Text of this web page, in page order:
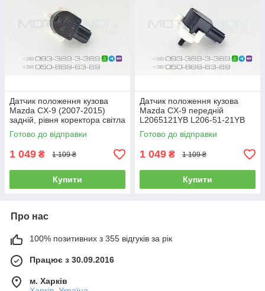
Датчик положення кузова
Mazda CX-9 (2007-2015)
задній, рівня коректора світла
фар TG155122Y TG15-51-
22Y
Готово до відправки
1 049 ₴ 1 109 ₴
Купити
Датчик положення кузова
Mazda CX-9 передній
L2065121YB L206-51-21YB
рівня коректора світла фар
Готово до відправки
1 049 ₴ 1 109 ₴
Купити
Про нас
100% позитивних з 355 відгуків за рік
Працює з 30.09.2016
м. Харків